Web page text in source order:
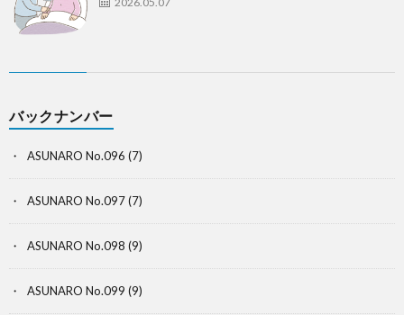
バックナンバー
ASUNARO No.096 (7)
ASUNARO No.097(7)
ASUNARO No.098 (9)
ASUNARO No.099 (9)